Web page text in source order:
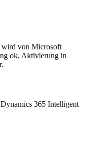
von Microsoft
ok, Aktivierung in
365 Intelligent